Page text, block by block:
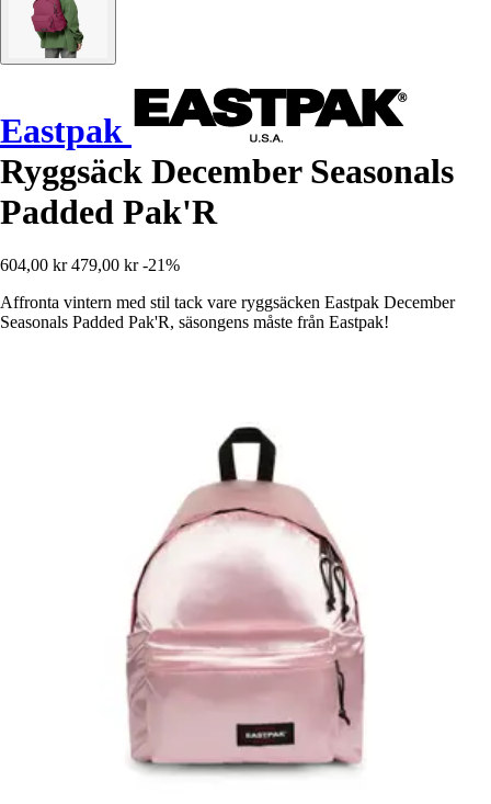
Eastpak
Ryggsäck December Seasonals
Padded Pak'R
604,00 kr 479,00 kr -21%
Affronta vintern med stil tack vare ryggsäcken Eastpak December
Seasonals Padded Pak'R, säsongens måste från Eastpak!